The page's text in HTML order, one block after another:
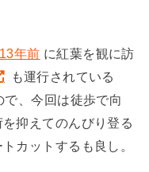
13年前 に紅葉を観に訪
も運行されている
、今回は徒歩で向
抑えてのんびり登る
カットするも良し。